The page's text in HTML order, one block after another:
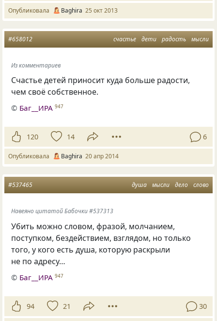
Опубликовала Baghira 25 окт 2013
счастье дети радость мысли
#658012
Из комментариев
Счастье детей приносит куда больше радости,
чем своё собственное.
© Баг__ИРА 947
120 14 6
Опубликовала Baghira 20 апр 2014
душа мысли дело слово
#537465
Навеяно цитатой Бабочки #537313
Убить можно словом, фразой, молчанием,
поступком, бездействием, взглядом, но только
того, у кого есть душа, которую раскрыли
не по адресу…
© Баг__ИРА 947
94 21 30